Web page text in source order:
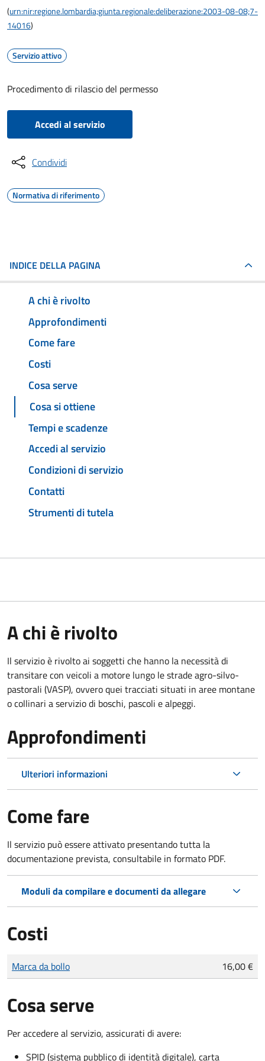
(urn:nir:regione.lombardia;giunta.regionale:deliberazione:2003-08-08;7-
14016)
Servizio attivo
Procedimento di rilascio del permesso
Accedi al servizio
Condividi
Normativa di riferimento
INDICE DELLA PAGINA
A chi è rivolto
Approfondimenti
Come fare
Costi
Cosa serve
Cosa si ottiene
Tempi e scadenze
Accedi al servizio
Condizioni di servizio
Contatti
Strumenti di tutela
A chi è rivolto
Il servizio è rivolto ai soggetti che hanno la necessità di
transitare con veicoli a motore lungo le strade agro-silvo-
pastorali (VASP), ovvero quei tracciati situati in aree montane
o collinari a servizio di boschi, pascoli e alpeggi.
Approfondimenti
Ulteriori informazioni
Come fare
Il servizio può essere attivato presentando tutta la
documentazione prevista, consultabile in formato PDF.
Moduli da compilare e documenti da allegare
Costi
Tipo di pagamento
Importo
Marca da bollo 16,00 €
Cosa serve
Per accedere al servizio, assicurati di avere:
SPID (sistema pubblico di identità digitale), carta